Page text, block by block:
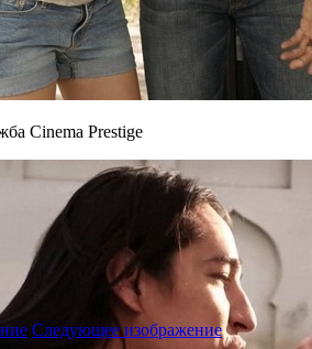
Cinema Prestige
Следующее изображение